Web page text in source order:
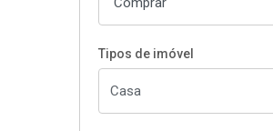
Tipos de imóvel